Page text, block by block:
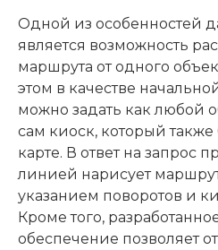
Одной из особенностей
является возможность
маршрута от одного
этом в качестве
можно задать как любой
сам киоск, который также
карте. В ответ на запрос
линией нарисует
указанием поворотов и
Кроме того,
обеспечение позволяет